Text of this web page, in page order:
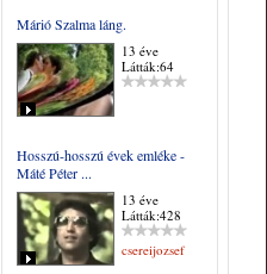
Márió Szalma láng.
13 éve
Látták:64
Hosszú-hosszú évek emléke -
Máté Péter ...
13 éve
Látták:428
csereijozsef